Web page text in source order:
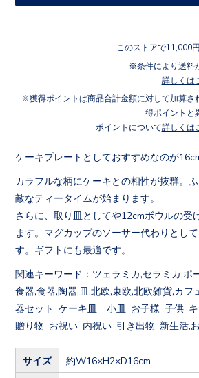
このストアで11,000
条件により送料
詳しくは
獲得ポイントは商品合計金額に対して加算さ
得ポイントと
ポイントについて詳しくは
ケーキプレートとしておすすめなのが
カラフルな柄にケーキとの相性が抜群。
敵なティータイムが始まります。
さらに、取り皿としてや12cmボウルの受
ます。マグカップのソーサー代わりとし
す。ギフトにも最適です。
関連キーワード：ツェラミカ,セラミカ,ポ
食器,食器,陶器,皿,北欧,東欧,北欧雑貨,カフ
器セット ケーキ皿 小皿 お子様 子供 キ
贈り物 お祝い 内祝い 引き出物 新生活,
サイズ 約W16×H2×D16cm